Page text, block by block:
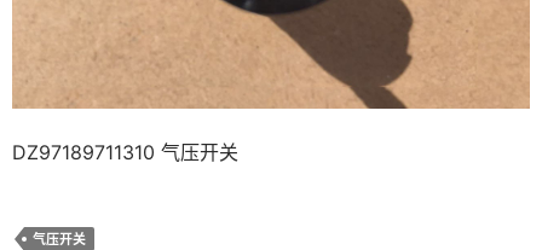
DZ97189711310 气压开关
气压开关